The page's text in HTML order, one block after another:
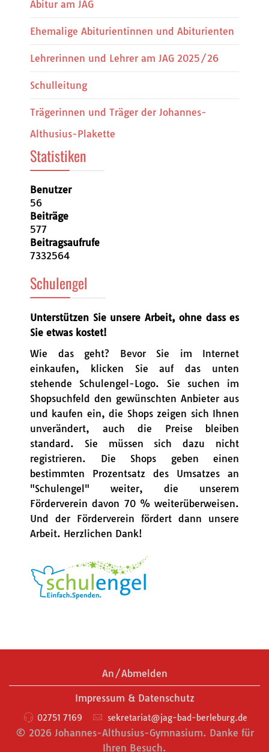
Abitur am JAG
Ehemalige Abiturientinnen und Abiturienten
Lehrerinnen und Lehrer am JAG 2025/26
Schulleitung
Trägerinnen und Träger der Johannes-
Althusius-Plakette
Statistiken
Benutzer
56
Beiträge
577
Beitragsaufrufe
7332564
Schulengel
Unterstützen Sie unsere Arbeit, ohne dass es
Sie etwas kostet!
Wie das geht? Bevor Sie im Internet
einkaufen, klicken Sie auf das unten
stehende Schulengel-Logo. Sie suchen im
Shopsuchfeld den gewünschten Anbieter aus
und kaufen ein, die Shops zeigen sich Ihnen
unverändert, auch die Preise bleiben
standard. Sie müssen sich dazu nicht
registrieren. Die Shops geben einen
bestimmten Prozentsatz des Umsatzes an
"Schulengel" weiter, die unserem
Förderverein davon 70 % weiterüberweisen.
Und der Förderverein fördert dann unsere
Arbeit. Herzlichen Dank!
An/Abmelden
Impressum & Datenschutz
02751 7169 sekretariat@jag-bad-berleburg.de
© 2026 Johannes-Althusius-Gymnasium. Danke für
Ihren Besuch.